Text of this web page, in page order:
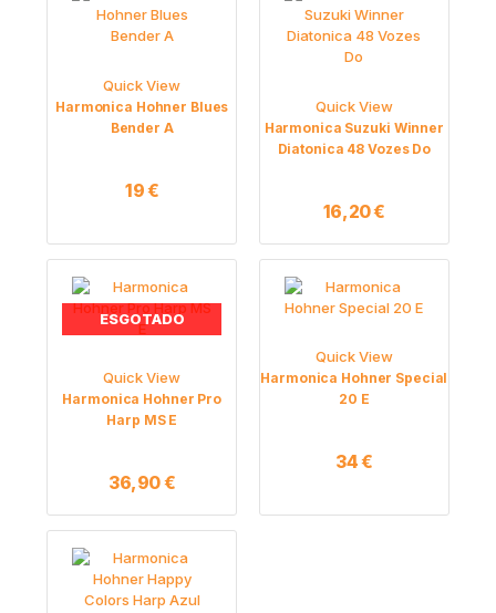
Quick View
Harmonica Hohner Blues
Bender A
19€
Quick View
Harmonica Suzuki Winner
Diatonica 48 Vozes Do
16,20€
ESGOTADO
Quick View
Harmonica Hohner Pro
Harp MS E
36,90€
Quick View
Harmonica Hohner Special
20 E
34€